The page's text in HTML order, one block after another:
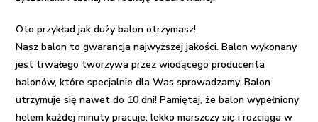
Oto przykład jak duży balon otrzymasz!
Nasz balon to gwarancja najwyższej jakości. Balon wykonany
jest trwałego tworzywa przez wiodącego producenta
balonów, które specjalnie dla Was sprowadzamy. Balon
utrzymuje się nawet do 10 dni! Pamiętaj, że balon wypełniony
helem każdej minuty pracuje, lekko marszczy się i rozciąga w